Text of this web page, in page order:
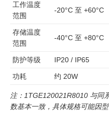
工作温度
范围
-20°C 至 +60°C
存储温度
范围
-40°C 至 +80°C
防护等级 IP20 / IP65
功耗 约 20W
注：1TGE120021R8010 与同
数基本一致，具体规格可能因